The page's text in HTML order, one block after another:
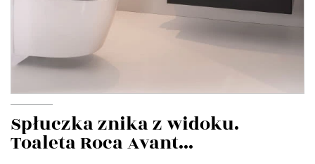
Spłuczka znika z widoku.
Toaleta Roca Avant...